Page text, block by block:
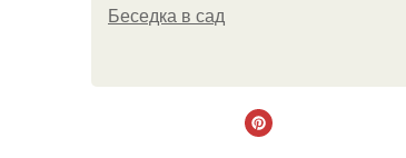
Беседка в сад